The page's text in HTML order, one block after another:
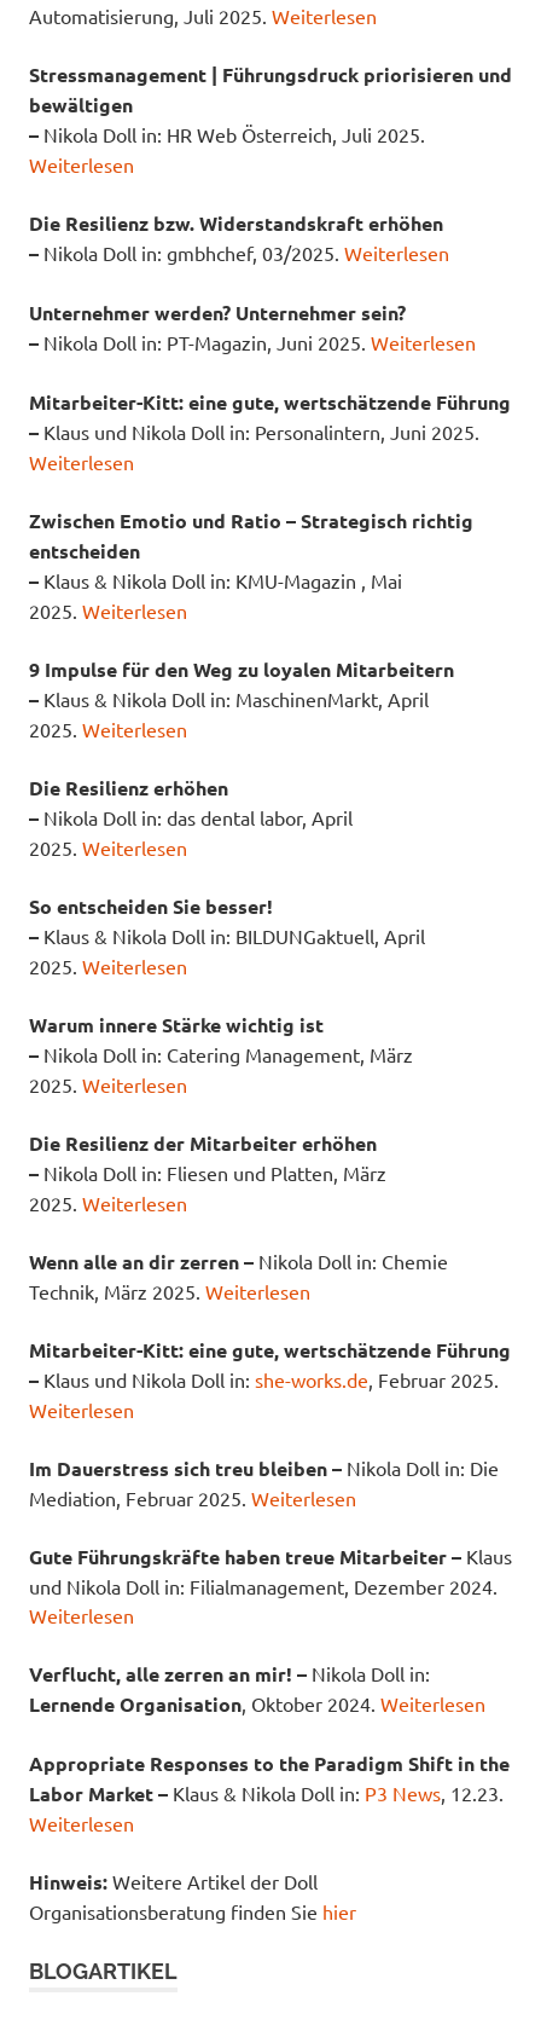
Automatisierung, Juli 2025. Weiterlesen
Stressmanagement | Führungsdruck priorisieren und
bewältigen
– Nikola Doll in: HR Web Österreich, Juli 2025.
Weiterlesen
Die Resilienz bzw. Widerstandskraft erhöhen
– Nikola Doll in: gmbhchef, 03/2025. Weiterlesen
Unternehmer werden? Unternehmer sein?
– Nikola Doll in: PT-Magazin, Juni 2025. Weiterlesen
Mitarbeiter-Kitt: eine gute, wertschätzende Führung
– Klaus und Nikola Doll in: Personalintern, Juni 2025.
Weiterlesen
Zwischen Emotio und Ratio – Strategisch richtig
entscheiden
– Klaus & Nikola Doll in: KMU-Magazin , Mai
2025. Weiterlesen
9 Impulse für den Weg zu loyalen Mitarbeitern
– Klaus & Nikola Doll in: MaschinenMarkt, April
2025. Weiterlesen
Die Resilienz erhöhen
– Nikola Doll in: das dental labor, April
2025. Weiterlesen
So entscheiden Sie besser!
– Klaus & Nikola Doll in: BILDUNGaktuell, April
2025. Weiterlesen
Warum innere Stärke wichtig ist
– Nikola Doll in: Catering Management, März
2025. Weiterlesen
Die Resilienz der Mitarbeiter erhöhen
– Nikola Doll in: Fliesen und Platten, März
2025. Weiterlesen
Wenn alle an dir zerren – Nikola Doll in: Chemie
Technik, März 2025. Weiterlesen
Mitarbeiter-Kitt: eine gute, wertschätzende Führung
– Klaus und Nikola Doll in: she-works.de , Februar 2025.
Weiterlesen
Im Dauerstress sich treu bleiben – Nikola Doll in: Die
Mediation, Februar 2025. Weiterlesen
Gute Führungskräfte haben treue Mitarbeiter – Klaus
und Nikola Doll in: Filialmanagement, Dezember 2024.
Weiterlesen
Verflucht, alle zerren an mir! – Nikola Doll in:
Lernende Organisation , Oktober 2024. Weiterlesen
Appropriate Responses to the Paradigm Shift in the
Labor Market – Klaus & Nikola Doll in: P3 News , 12.23.
Weiterlesen
Hinweis: Weitere Artikel der Doll
Organisationsberatung finden Sie hier
BLOGARTIKEL